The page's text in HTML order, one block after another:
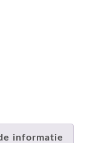
informatie